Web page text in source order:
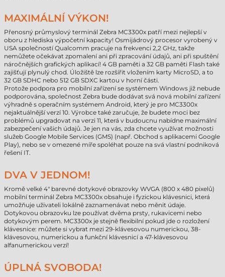
MAXIMÁLNÍ VÝKON!
Přenosný průmyslový terminál Zebra MC3300x patří mezi nejlepší v
oboru z hlediska výpočetní kapacity! Osmijádrový procesor vyrobený v
USA společností Qualcomm pracuje na frekvenci 2,2 GHz, takže
nemůžete očekávat zpomalení ani při zpracování údajů, ani při spuštění
náročnějších grafických aplikací! 4 GB paměti a 32 GB paměti Flash také
zajišťují plynulý chod. Úložiště lze rozšířit vložením karty MicroSD, a to
32 GB SDHC nebo 512 GB SDXC kartou v horní části.
Protože podpora pro mobilní zařízení se systémem Windows již nebude
podporována, společnost Zebra bude dodávat svá nová mobilní zařízení
výhradně s operačním systémem Android, který je pro MC3300x
nejaktuálnější verzí 10. Výrobce také zaručuje, že budete moci bez
problémů upgradovat na verzi 11, která v budoucnu nabídne maximální
zabezpečení vašich údajů. Je jen na vás, zda chcete využívat možnosti
služeb Google Mobile Services (GMS) (např. Obchod s aplikacemi Google
Play), nebo se v omezené míře spoléhat pouze na svá vlastní podniková
řešení IT.
DVA V JEDNOM!
Kromě velké 4" barevné dotykové obrazovky WVGA (800 x 480 pixelů)
mobilní terminál Zebra MC3300x obsahuje i fyzickou klávesnici, která
umožňuje uživateli lokálně zaznamenávat nebo měnit údaje.
Dotykovou obrazovku lze používat dvěma prsty, rukavicemi nebo
dotykovým perem. MC3300x je stejně flexibilní pokud jde o rozložení
klávesnice: můžete si vybrat mezi 29-klávesovou numerickou, 38-
klávesovou, numerickou a funkční klávesnicí a 47-klávesovou
alfanumerickou verzí!
ÚPLNÁ SVOBODA!